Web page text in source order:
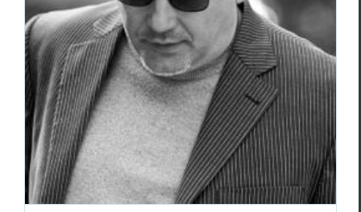
Alberto Manzoli, le mythe au coeur de
la poésie
Essais & Chroniques